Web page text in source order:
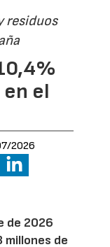
residuos
el
2026
de 2026
millones de